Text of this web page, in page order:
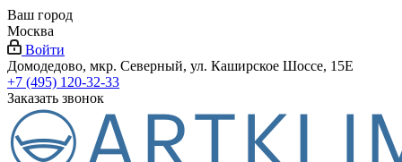
Ваш город
Москва
Войти
Домодедово, мкр. Северный, ул. Каширское Шоссе, 15Е
+7 (495) 120-32-33
Заказать звонок